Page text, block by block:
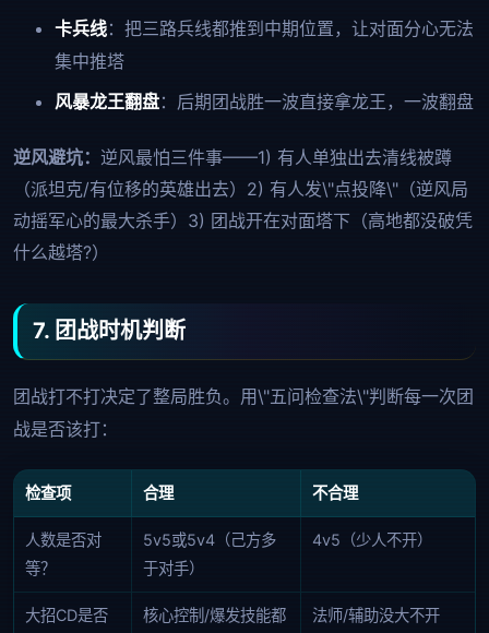
卡兵线：把三路兵线都推到中期位置，让对面分心无法
集中推塔
风暴龙王翻盘：后期团战胜一波直接拿龙王，一波翻盘
逆风避坑： 逆风最怕三件事——1) 有人单独出去清线被蹲
（派坦克/有位移的英雄出去）2) 有人发\"点投降\"（逆风局
动摇军心的最大杀手）3) 团战开在对面塔下（高地都没破凭
什么越塔?）
7. 团战时机判断
团战打不打决定了整局胜负。用\"五问检查法\"判断每一次团
战是否该打：
检查项 合理 不合理
人数是否对
等？
5v5或5v4（己方多
于对手）
4v5（少人不开）
大招CD是否
核心控制/爆发技能都
法师/辅助没大不开